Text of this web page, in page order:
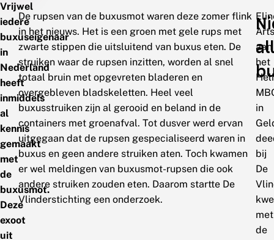
Vrijwel
iedere
buxuseigenaar
in
Nederland
heeft
inmiddels
al
kennis
gemaakt
met
de
buxusmot.
Deze
exoot
uit
De rupsen van de buxusmot waren deze zomer flink
in het nieuws. Het is een groen met gele rups met
zwarte stippen die uitsluitend van buxus eten. De
struiken waar de rupsen inzitten, worden al snel
totaal bruin met opgevreten bladeren en
overgebleven bladskeletten. Heel veel
buxusstruiken zijn al gerooid en beland in de
containers met groenafval. Tot dusver werd ervan
uitgegaan dat de rupsen gespecialiseerd waren in
buxus en geen andere struiken aten. Toch kwamen
er wel meldingen van buxusmot-rupsen die ook
andere struiken zouden eten. Daarom startte De
Vlinderstichting een onderzoek.
aan
het
in
bij
De
met
de